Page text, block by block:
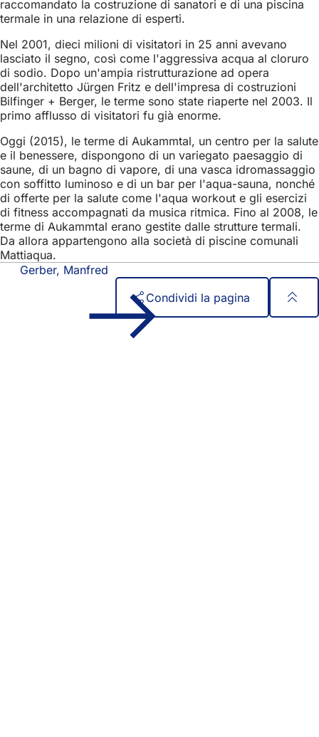
raccomandato la costruzione di sanatori e di una piscina
termale in una relazione di esperti.
Nel 2001, dieci milioni di visitatori in 25 anni avevano
lasciato il segno, così come l'aggressiva acqua al cloruro
di sodio. Dopo un'ampia ristrutturazione ad opera
dell'architetto Jürgen Fritz e dell'impresa di costruzioni
Bilfinger + Berger, le terme sono state riaperte nel 2003. Il
primo afflusso di visitatori fu già enorme.
Oggi (2015), le terme di Aukammtal, un centro per la salute
e il benessere, dispongono di un variegato paesaggio di
saune, di un bagno di vapore, di una vasca idromassaggio
con soffitto luminoso e di un bar per l'aqua-sauna, nonché
di offerte per la salute come l'aqua workout e gli esercizi
di fitness accompagnati da musica ritmica. Fino al 2008, le
terme di Aukammtal erano gestite dalle strutture termali.
Da allora appartengono alla società di piscine comunali
Mattiaqua.
Gerber, Manfred
Condividi la pagina